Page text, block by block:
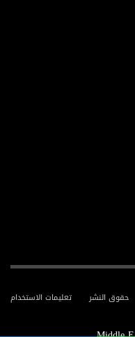
تعليمات الاستخدام حقوق النشر